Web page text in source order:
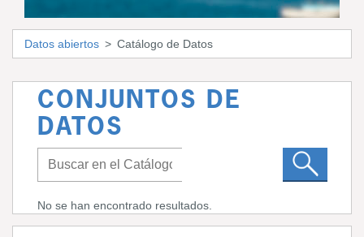
Datos abiertos Catálogo de Datos
CONJUNTOS DE
DATOS
No se han encontrado resultados.